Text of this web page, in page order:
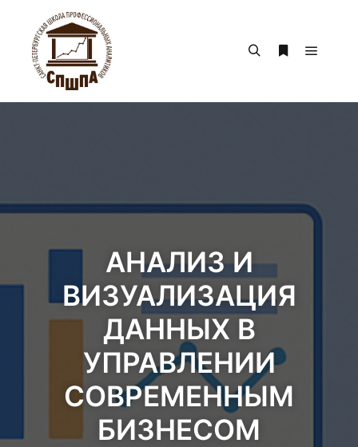
АНАЛИЗ И
ВИЗУАЛИЗАЦИЯ
ДАННЫХ В
УПРАВЛЕНИИ
СОВРЕМЕННЫМ
БИЗНЕСОМ